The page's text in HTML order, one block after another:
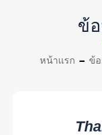
ข้
หน้าแรก ข้